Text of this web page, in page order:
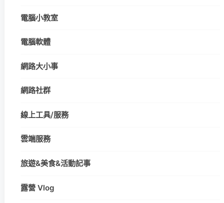
電腦小教室
電腦軟體
網路大小事
網路社群
線上工具/服務
雲端服務
旅遊&美食&活動記事
露營 Vlog